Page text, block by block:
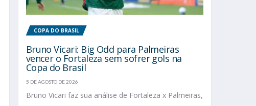
COPA DO BRASIL
Bruno Vicari: Big Odd para Palmeiras
vencer o Fortaleza sem sofrer gols na
Copa do Brasil
5 DE AGOSTO DE 2026
Bruno Vicari faz sua análise de Fortaleza x Palmeiras,